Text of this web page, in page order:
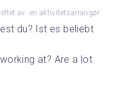
av: en aktivitetsarrangør
du? Ist es beliebt
at? Are a lot